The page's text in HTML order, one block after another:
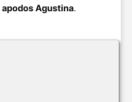
apodos Agustina.